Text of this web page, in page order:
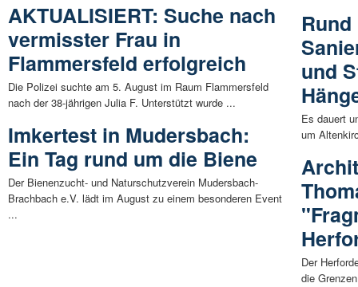
AKTUALISIERT: Suche nach
vermisster Frau in
Flammersfeld erfolgreich
Die Polizei suchte am 5. August im Raum Flammersfeld
nach der 38-jährigen Julia F. Unterstützt wurde ...
Imkertest in Mudersbach:
Ein Tag rund um die Biene
Der Bienenzucht- und Naturschutzverein Mudersbach-
Brachbach e.V. lädt im August zu einem besonderen Event
...
und
Es dauert
um
Der
die